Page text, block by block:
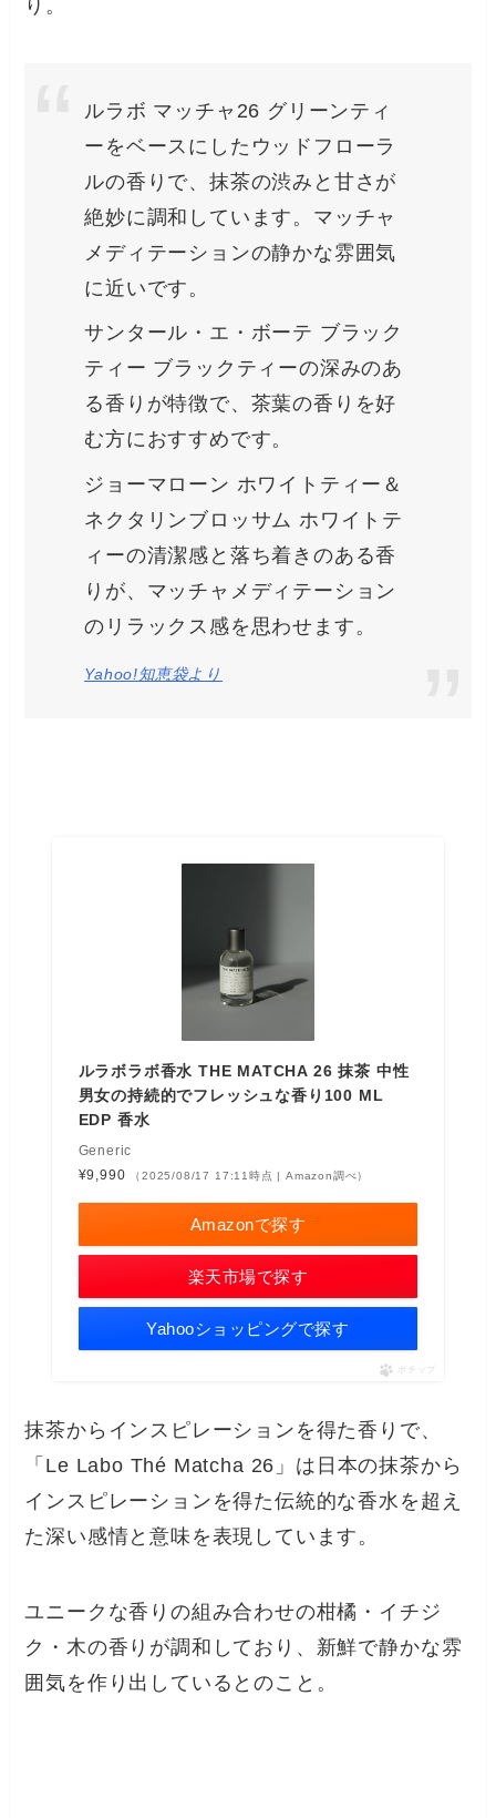
り。
ルラボ マッチャ26 グリーンティ
ーをベースにしたウッドフローラ
ルの香りで、抹茶の渋みと甘さが
絶妙に調和しています。マッチャ
メディテーションの静かな雰囲気
に近いです。
サンタール・エ・ボーテ ブラック
ティー ブラックティーの深みのあ
る香りが特徴で、茶葉の香りを好
む方におすすめです。
ジョーマローン ホワイトティー＆
ネクタリンブロッサム ホワイトテ
ィーの清潔感と落ち着きのある香
りが、マッチャメディテーション
のリラックス感を思わせます。
Yahoo!知恵袋より
ルラボラボ香水 THE MATCHA 26 抹茶 中性
男女の持続的でフレッシュな香り100 ML
EDP 香水
Generic
¥9,990
（2025/08/17 17:11時点 | Amazon調べ）
Amazonで探す
楽天市場で探す
Yahooショッピングで探す
ポチップ
抹茶からインスピレーションを得た香りで、
「Le Labo Thé Matcha 26」は日本の抹茶から
インスピレーションを得た伝統的な香水を超え
た深い感情と意味を表現しています。
ユニークな香りの組み合わせの柑橘・イチジ
ク・木の香りが調和しており、新鮮で静かな雰
囲気を作り出しているとのこと。